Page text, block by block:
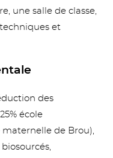
une salle de classe,
et
des
école
maternelle de Brou),